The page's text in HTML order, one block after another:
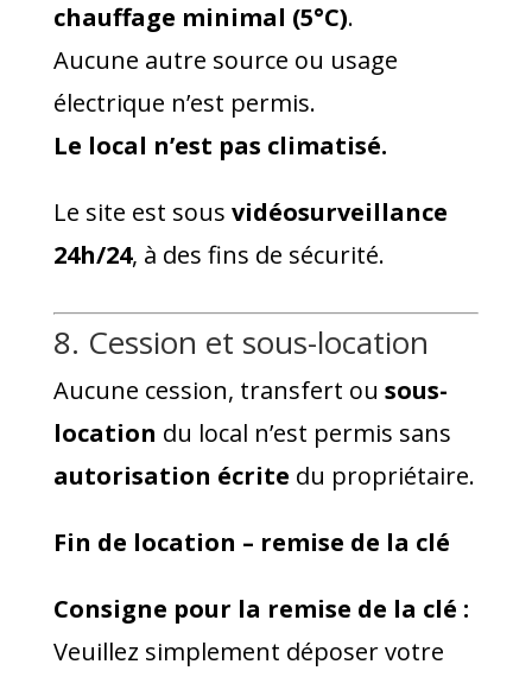
chauffage minimal (5°C).
Aucune autre source ou usage
électrique n’est permis.
Le local n’est pas climatisé.
Le site est sous vidéosurveillance
24h/24, à des fins de sécurité.
8. Cession et sous-location
Aucune cession, transfert ou sous-
location du local n’est permis sans
autorisation écrite du propriétaire.
Fin de location – remise de la clé
Consigne pour la remise de la clé :
Veuillez simplement déposer votre